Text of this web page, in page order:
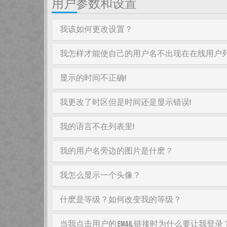
用户参数和设置
我该如何更改设置？
我怎样才能使自己的用户名不出现在在线用户
显示的时间不正确!
我更改了时区但是时间还是显示错误!
我的语言不在列表里!
我的用户名旁边的图片是什麽？
我怎么显示一个头像？
什麽是等级？如何改变我的等级？
当我点击用户的 email 链接时为什么要让我登录